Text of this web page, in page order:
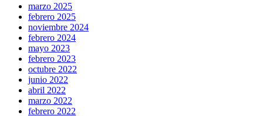
marzo 2025
febrero 2025
noviembre 2024
febrero 2024
mayo 2023
febrero 2023
octubre 2022
junio 2022
abril 2022
marzo 2022
febrero 2022